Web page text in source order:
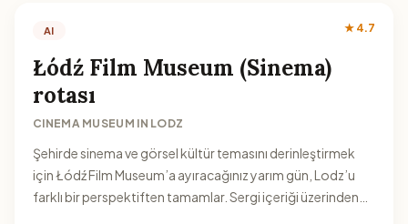
AI ★ 4.7
Łódź Film Museum (Sinema)
rotası
CINEMA MUSEUM IN LODZ
Şehirde sinema ve görsel kültür temasını derinleştirmek
için Łódź Film Museum’a ayıracağınız yarım gün, Lodz’u
farklı bir perspektiften tamamlar. Sergi içeriği üzerinden